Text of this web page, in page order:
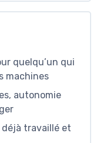
quelqu’un qui
machines
autonomie
déjà travaillé et